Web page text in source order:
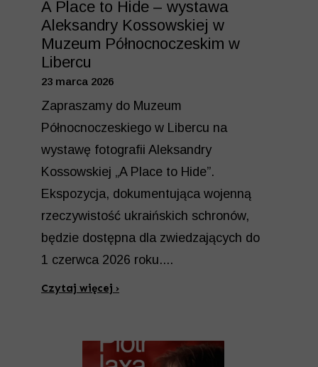
A Place to Hide – wystawa
Aleksandry Kossowskiej w
Muzeum Północnoczeskim w
Libercu
23 marca 2026
Zapraszamy do Muzeum
Północnoczeskiego w Libercu na
wystawę fotografii Aleksandry
Kossowskiej „A Place to Hide”.
Ekspozycja, dokumentująca wojenną
rzeczywistość ukraińskich schronów,
będzie dostępna dla zwiedzających do
1 czerwca 2026 roku....
Czytaj więcej ›